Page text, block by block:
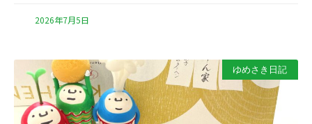
2026年7月5日
ゆめさき日記